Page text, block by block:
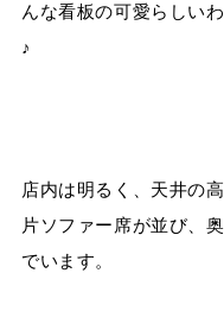
んな看板の可愛らしい
♪
店内は明るく、天井の
片ソファー席が並び、
でいます。